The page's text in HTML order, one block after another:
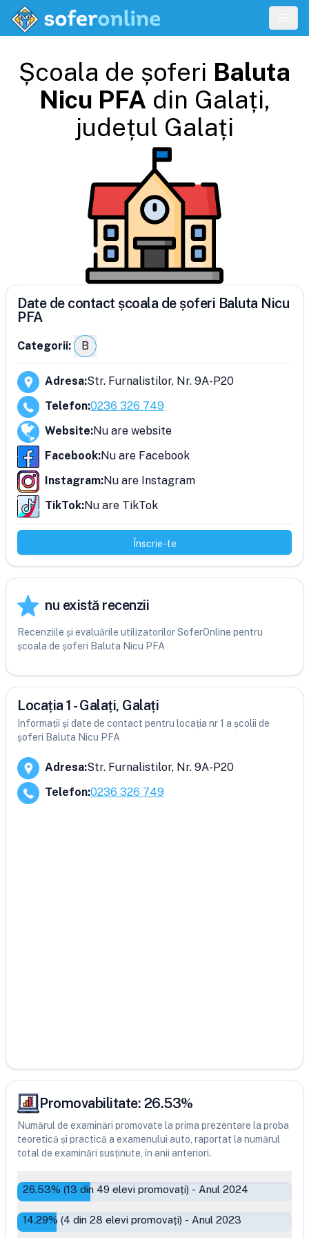
Școala de șoferi Baluta
Nicu PFA din Galați,
județul Galați
Date de contact școala de șoferi Baluta Nicu
PFA
Categorii: B
Adresa:Str. Furnalistilor, Nr. 9A-P20
Telefon:0236 326 749
Website:Nu are website
Facebook:Nu are Facebook
Instagram:Nu are Instagram
TikTok:Nu are TikTok
Înscrie-te
nu există recenzii
Recenziile și evaluările utilizatorilor SoferOnline pentru
școala de șoferi Baluta Nicu PFA
Locația 1 - Galați, Galați
Informații și date de contact pentru locația nr 1 a școlii de
șoferi Baluta Nicu PFA
Adresa:Str. Furnalistilor, Nr. 9A-P20
Telefon:0236 326 749
Promovabilitate: 26.53%
Numărul de examinări promovate la prima prezentare la proba
teoretică și practică a examenului auto, raportat la numărul
total de examinări susținute, în anii anteriori.
26.53% (13 din 49 elevi promovați) - Anul 2024
14.29% (4 din 28 elevi promovați) - Anul 2023